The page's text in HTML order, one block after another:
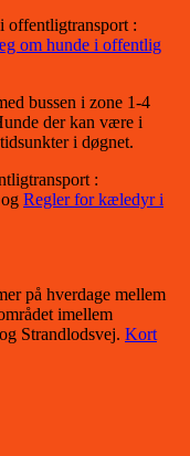
offentligtransport :
om hunde i offentlig
bussen i zone 1-4
der kan være i
i døgnet.
:
og Regler for kæledyr i
på hverdage mellem
imellem
Strandlodsvej. Kort